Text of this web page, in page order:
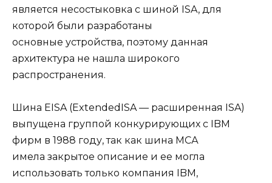
является несостыковка с шиной ISA, для
которой были разработаны
основные устройства, поэтому данная
архитектура не нашла широкого
распространения.
Шина EISA (ExtendedISA — расширенная ISA)
выпущена группой конкурирующих с IBM
фирм в 1988 году, так как шина МСА
имела закрытое описание и ее могла
использовать только компания IBM,